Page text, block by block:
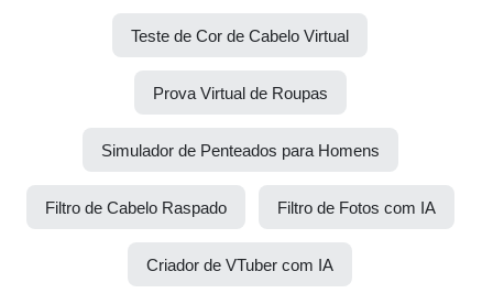
Teste de Cor de Cabelo Virtual
Prova Virtual de Roupas
Simulador de Penteados para Homens
Filtro de Cabelo Raspado Filtro de Fotos com IA
Criador de VTuber com IA